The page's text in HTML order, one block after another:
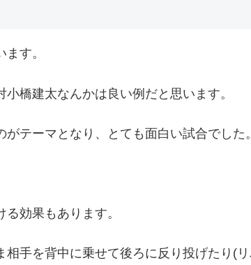
す。
橋建太なんかは良い例だと思います。
テーマとなり、とても面白い試合でした。
効果もあります。
手を背中に乗せて後ろに反り投げたり(